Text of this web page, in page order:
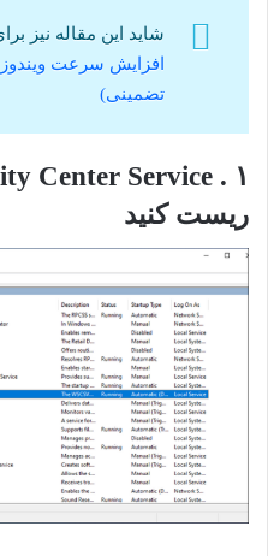
شاید این مقاله نیز
تضمینی)
ریست کنید